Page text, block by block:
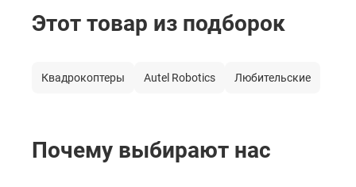
Батареи
Этот товар из подборок
Квадрокоптеры Autel Robotics Любительские
Почему выбирают нас